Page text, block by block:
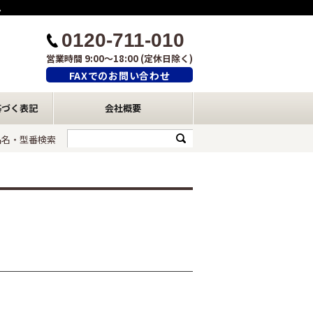
0120-711-010
営業時間 9:00～18:00 (定休日除く)
FAXでのお問い合わせ
く表記 会社概要
・型番検索